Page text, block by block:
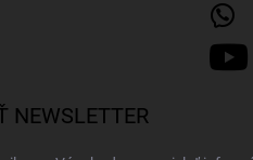
NEWSLETTER